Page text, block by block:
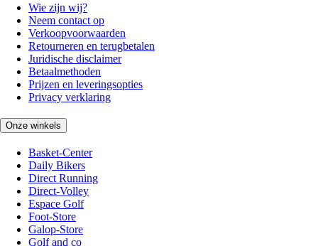
Wie zijn wij?
Neem contact op
Verkoopvoorwaarden
Retourneren en terugbetalen
Juridische disclaimer
Betaalmethoden
Prijzen en leveringsopties
Privacy verklaring
Onze winkels
Basket-Center
Daily Bikers
Direct Running
Direct-Volley
Espace Golf
Foot-Store
Galop-Store
Golf and co